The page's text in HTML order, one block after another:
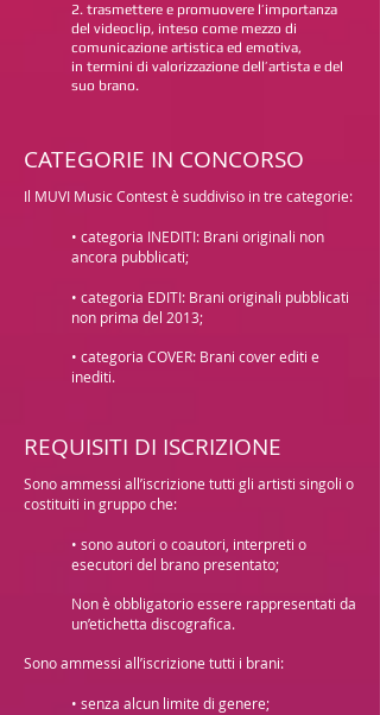
2. trasmettere e promuovere l’importanza
del videoclip, inteso come mezzo di
comunicazione artistica ed emotiva,
in termini di valorizzazione dell’artista e del
suo brano.
CATEGORIE IN CONCORSO
Il MUVI Music Contest è suddiviso in tre categorie:
• categoria INEDITI: Brani originali non
ancora pubblicati;
• categoria EDITI: Brani originali pubblicati
non prima del 2013;
• categoria COVER: Brani cover editi e
inediti.
REQUISITI DI ISCRIZIONE
Sono ammessi all’iscrizione tutti gli artisti singoli o
costituiti in gruppo che:
• sono autori o coautori, interpreti o
esecutori del brano presentato;
Non è obbligatorio essere rappresentati da
un’etichetta discografica.
Sono ammessi all’iscrizione tutti i brani:
• senza alcun limite di genere;